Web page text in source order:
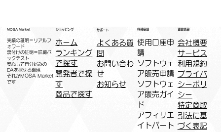
MOSA Market
実績の証明＝リアルフ
ォワード
裏付けの証明＝詳細バ
ックテスト
安心して自分好みの
EAを探せる環境
​それがMOSA Market
です
ショッピング
ホーム
ランキング
で探す
開発者で探
す
商品で探す
サポート
よくある質
問
お問い合わ
せ
お知らせ
各種申請
​使用口座申
請
ソフトウェ
ア販売申請
ソフトウェ
ア販売ガイ
ド
アフィリエ
イトパート
運営情報
会社概要
サービス
利用規約
プライバ
シーポリ
シー
特定商取
引法に基
づく表記